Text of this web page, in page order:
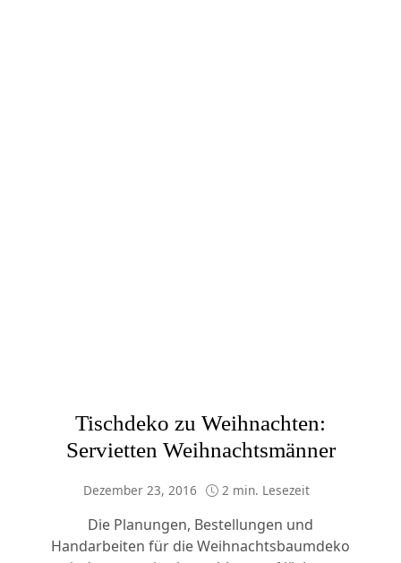
Tischdeko zu Weihnachten:
Servietten Weihnachtsmänner
Dezember 23, 2016 2 min. Lesezeit
Die Planungen, Bestellungen und
Handarbeiten für die Weihnachtsbaumdeko